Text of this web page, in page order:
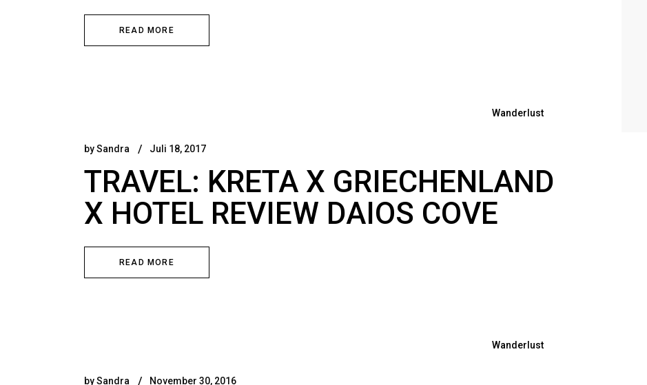
READ MORE
Wanderlust
bySandra Juli 18, 2017
TRAVEL: KRETA X GRIECHENLAND
X HOTEL REVIEW DAIOS COVE
READ MORE
Wanderlust
bySandra November 30, 2016